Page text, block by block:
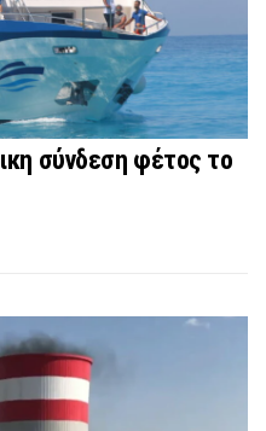
σύνδεση φέτος το